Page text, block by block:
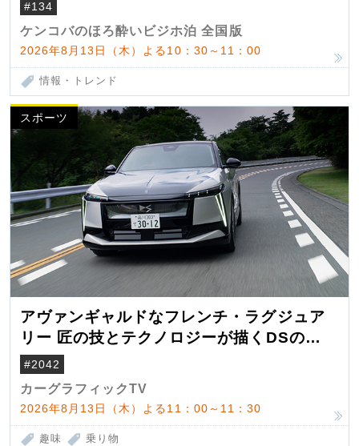
#134
ケンコバのほろ酔いビジホ泊 全国版
2026年8月13日（木）よる10：30～11：00
情報・トレンド
スポーツ
アヴァンギャルドなフレンチ・ラグジュア
リー 匠の技とテクノロジーが描くDSの世
界観
#2042
カーグラフィックTV
2026年8月13日（木）よる11：00～11：30
趣味 乗り物